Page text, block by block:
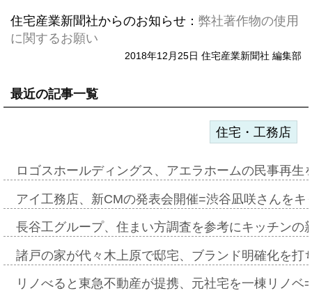
住宅産業新聞社からのお知らせ： 弊社著作物の使用
に関するお願い
2018年12月25日 住宅産業新聞社 編集部
最近の記事一覧
住宅・工務店
ロゴスホールディングス、アエラホームの民事再
アイ工務店、新CMの発表会開催=渋谷凪咲さんを
長谷工グループ、住まい方調査を参考にキッチン
諸戸の家が代々木上原で邸宅、ブランド明確化を
リノべると東急不動産が提携、元社宅を一棟リノ